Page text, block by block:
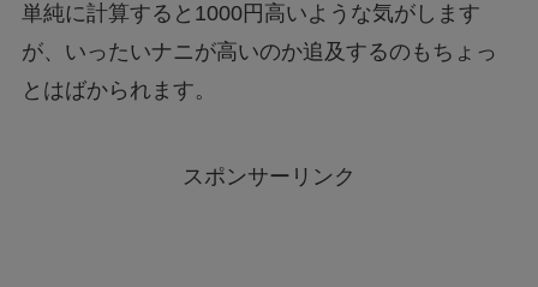
単純に計算すると1000円高いような気がします
が、いったいナニが高いのか追及するのもちょっ
とはばかられます。
スポンサーリンク